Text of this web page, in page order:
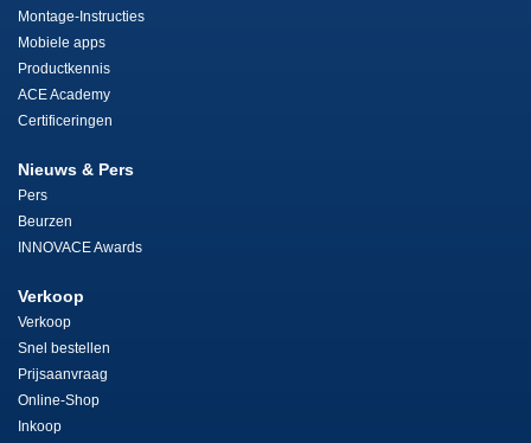
Montage-Instructies
Mobiele apps
Productkennis
ACE Academy
Certificeringen
Nieuws & Pers
Pers
Beurzen
INNOVACE Awards
Verkoop
Verkoop
Snel bestellen
Prijsaanvraag
Online-Shop
Inkoop